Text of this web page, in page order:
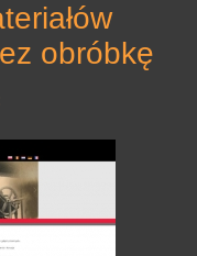
obróbkę